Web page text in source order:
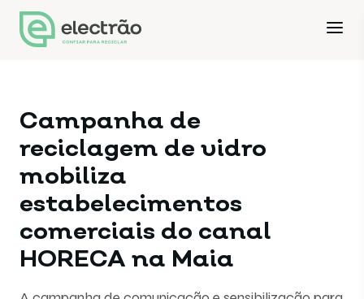
Campanha de
reciclagem de vidro
mobiliza
estabelecimentos
comerciais do canal
HORECA na Maia